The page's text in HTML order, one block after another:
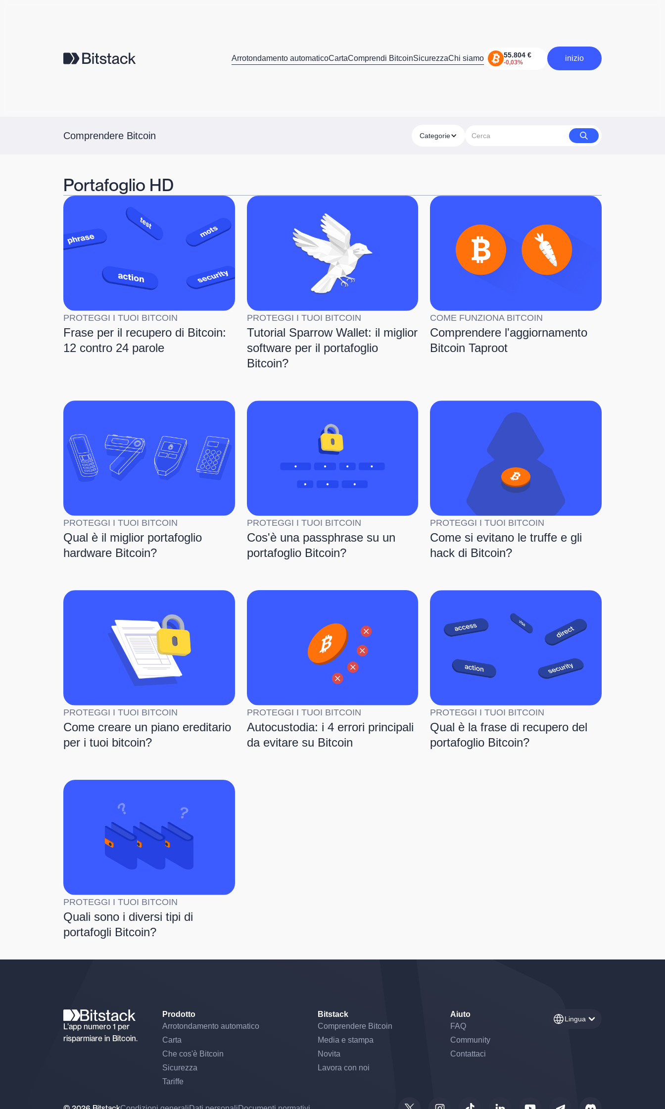
Arrotondamento automaticoCartaComprendi BitcoinSicurezzaChi siamo
inizio
inizia
Comprendere Bitcoin Categorie
Portafoglio HD
PROTEGGI I TUOI BITCOIN
Frase per il recupero di Bitcoin:
12 contro 24 parole
PROTEGGI I TUOI BITCOIN
Tutorial Sparrow Wallet: il miglior
software per il portafoglio
Bitcoin?
COME FUNZIONA BITCOIN
Comprendere l'aggiornamento
Bitcoin Taproot
PROTEGGI I TUOI BITCOIN
Qual è il miglior portafoglio
hardware Bitcoin?
PROTEGGI I TUOI BITCOIN
Cos'è una passphrase su un
portafoglio Bitcoin?
PROTEGGI I TUOI BITCOIN
Come si evitano le truffe e gli
hack di Bitcoin?
PROTEGGI I TUOI BITCOIN
Come creare un piano ereditario
per i tuoi bitcoin?
PROTEGGI I TUOI BITCOIN
Autocustodia: i 4 errori principali
da evitare su Bitcoin
PROTEGGI I TUOI BITCOIN
Qual è la frase di recupero del
portafoglio Bitcoin?
PROTEGGI I TUOI BITCOIN
Quali sono i diversi tipi di
portafogli Bitcoin?
L'app numero 1 per
risparmiare in Bitcoin.
Prodotto
Arrotondamento automatico
Carta
Che cos'è Bitcoin
Sicurezza
Tariffe
Bitstack
Comprendere Bitcoin
Media e stampa
Novita
Lavora con noi
Aiuto
FAQ
Community
Contattaci
Lingua